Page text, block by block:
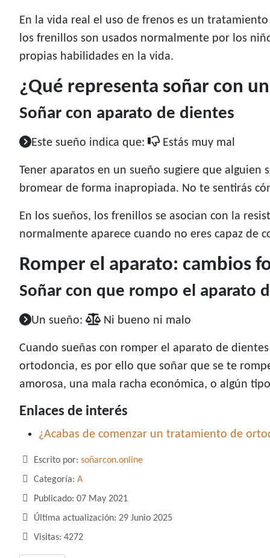
En la vida real el uso de frenos es un
los frenillos son usados normalmente por los
propias habilidades en la vida.
¿Qué representa soñar con
Soñar con aparato de dientes
Este sueño indica que: Estás muy mal
Tener aparatos en un sueño sugiere que alguien
bromear de forma inapropiada. No te sentirás
En los sueños, los frenillos se asocian con la
normalmente aparece cuando no eres capaz de
Romper el aparato: cambios
Soñar con que rompo el aparato
Un sueño: Ni bueno ni malo
Cuando sueñas con romper el aparato de
ortodoncia, es por ello que soñar que se te
amorosa, una mala racha económica, o algún
Enlaces de interés
¿Acabas de comenzar un tratamiento de
Detalles
Escrito por: soñarcon.online
Categoría: A
Publicado: 07 May 2021
Última actualización: 29 Junio 2025
Visitas: 4272